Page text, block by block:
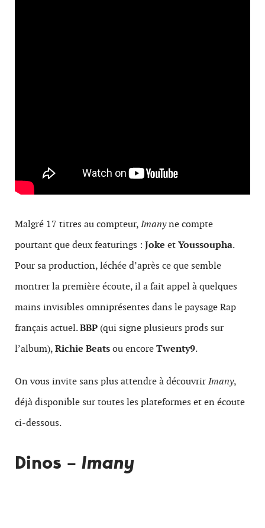
Malgré 17 titres au compteur,Imanyne compte
pourtant que deux featurings : Joke etYoussoupha.
Pour sa production, léchée d’après ce que semble
montrer la première écoute, il a fait appel à quelques
mains invisibles omniprésentes dans le paysage Rap
français actuel.BBP (qui signe plusieurs prods sur
l’album),Richie Beatsou encoreTwenty9.
On vous invite sans plus attendre à découvrirImany,
déjà disponible sur toutes les plateformes et en écoute
ci-dessous.
Dinos – Imany